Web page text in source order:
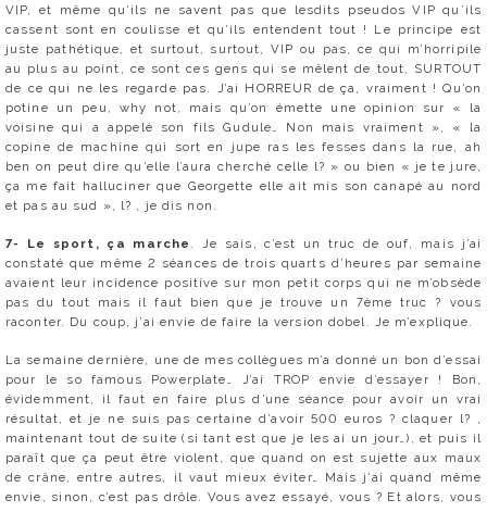
VIP, et même qu’ils ne savent pas que lesdits pseudos VIP qu’ils
cassent sont en coulisse et qu’ils entendent tout ! Le principe est
juste pathétique, et surtout, surtout, VIP ou pas, ce qui m’horripile
au plus au point, ce sont ces gens qui se mêlent de tout, SURTOUT
de ce qui ne les regarde pas. J’ai HORREUR de ça, vraiment ! Qu’on
potine un peu, why not, mais qu’on émette une opinion sur « la
voisine qui a appelé son fils Gudule… Non mais vraiment », « la
copine de machine qui sort en jupe ras les fesses dans la rue, ah
ben on peut dire qu’elle l’aura cherché celle l? » ou bien « je te jure,
ça me fait halluciner que Georgette elle ait mis son canapé au nord
et pas au sud », l? , je dis non.
7- Le sport, ça marche . Je sais, c’est un truc de ouf, mais j’ai
constaté que même 2 séances de trois quarts d’heures par semaine
avaient leur incidence positive sur mon petit corps qui ne m’obsède
pas du tout mais il faut bien que je trouve un 7ème truc ? vous
raconter. Du coup, j’ai envie de faire la version dobel. Je m’explique.
La semaine dernière, une de mes collègues m’a donné un bon d’essai
pour le so famous Powerplate… J’ai TROP envie d’essayer ! Bon,
évidemment, il faut en faire plus d’une séance pour avoir un vrai
résultat, et je ne suis pas certaine d’avoir 500 euros ? claquer l? ,
maintenant tout de suite (si tant est que je les ai un jour…), et puis il
paraît que ça peut être violent, que quand on est sujette aux maux
de crâne, entre autres, il vaut mieux éviter… Mais j’ai quand même
envie, sinon, c’est pas drôle. Vous avez essayé, vous ? Et alors, vous